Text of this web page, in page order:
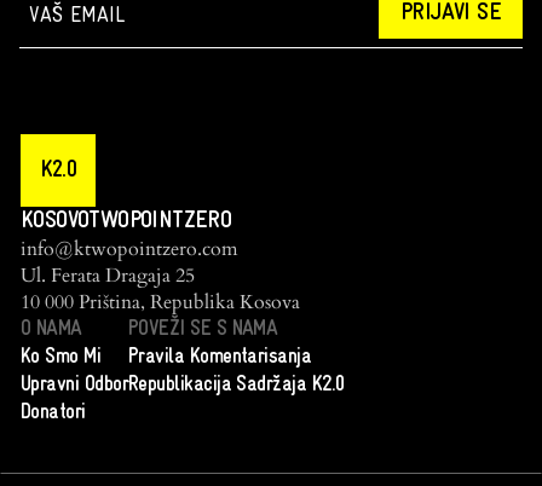
PRIJAVI SE
K2.0
KOSOVOTWOPOINTZERO
info@ktwopointzero.com
Ul. Ferata Dragaja 25
10 000 Priština, Republika Kosova
O NAMA
Ko Smo Mi
Upravni Odbor
Donatori
POVEŽI SE S NAMA
Pravila Komentarisanja
Republikacija Sadržaja K2.0